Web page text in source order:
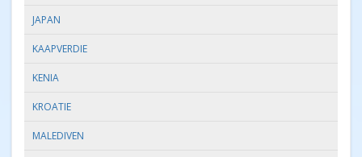
JAPAN
KAAPVERDIE
KENIA
KROATIE
MALEDIVEN